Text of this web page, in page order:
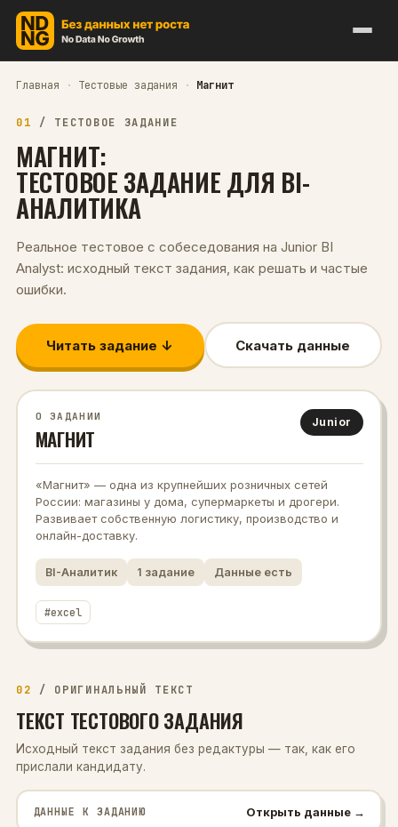
Главная · Тестовые задания · Магнит
01 / ТЕСТОВОЕ ЗАДАНИЕ
МАГНИТ:
ТЕСТОВОЕ ЗАДАНИЕ ДЛЯ BI-
АНАЛИТИКА
Реальное тестовое с собеседования на Junior BI
Analyst: исходный текст задания, как решать и частые
ошибки.
Читать задание ↓ Скачать данные
О ЗАДАНИИ
МАГНИТ
Junior
«Магнит» — одна из крупнейших розничных сетей
России: магазины у дома, супермаркеты и дрогери.
Развивает собственную логистику, производство и
онлайн-доставку.
BI-Аналитик 1 задание Данные есть
#excel
02 / ОРИГИНАЛЬНЫЙ ТЕКСТ
ТЕКСТ ТЕСТОВОГО ЗАДАНИЯ
Исходный текст задания без редактуры — так, как его
прислали кандидату.
ДАННЫЕ К ЗАДАНИЮ Открыть данные →